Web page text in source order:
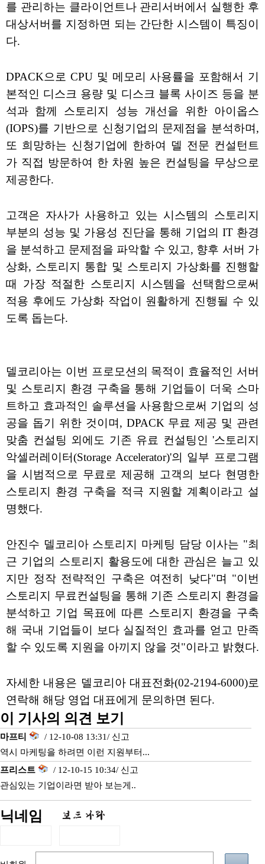
를 관리하는 클라이언트나 관리서버에서 실행한 후
대상서버를 지정하면 되는 간단한 시스템이 특징이
다.
DPACK으로 CPU 및 메모리 사용률을 포함해서 기
본적인 디스크 용량 및 디스크 블록 사이즈 등을 분
석과 함께 스토리지 성능 개선을 위한 아이옵스
(IOPS)를 기반으로 신청기업의 문제점을 분석하며,
또 희망하는 신청기업에 한하여 델 전문 컨설턴트
가 직접 방문하여 한 차원 높은 컨설팅을 무상으로
제공한다.
고객은 자사가 사용하고 있는 시스템의 스토리지
부분의 성능 및 가용성 진단을 통해 기업의 IT 환경
을 분석하고 문제점을 파악할 수 있고, 향후 서버 가
상화, 스토리지 통합 및 스토리지 가상화를 진행할
때 가장 적절한 스토리지 시스템을 선택함으로써
적용 후에도 가상화 작업이 원활하게 진행될 수 있
도록 돕는다.
델코리아는 이번 프로모션의 목적이 효율적인 서버
및 스토리지 환경 구축을 통해 기업들이 더욱 스마
트하고 효과적인 솔루션을 사용함으로써 기업의 성
공을 돕기 위한 것이며, DPACK 무료 제공 및 관련
맞춤 컨설팅 외에도 기존 유료 컨설팅인 '스토리지
악셀러레이터(Storage Accelerator)'의 일부 프로그램
을 시범적으로 무료로 제공해 고객의 보다 현명한
스토리지 환경 구축을 적극 지원할 계획이라고 설
명했다.
안진수 델코리아 스토리지 마케팅 담당 이사는 "최
근 기업의 스토리지 활용도에 대한 관심은 늘고 있
지만 정작 전략적인 구축은 여전히 낮다"며 "이번
스토리지 무료컨설팅을 통해 기존 스토리지 환경을
분석하고 기업 목표에 따른 스토리지 환경을 구축
해 국내 기업들이 보다 실질적인 효과를 얻고 만족
할 수 있도록 지원을 아끼지 않을 것"이라고 밝혔다.
자세한 내용은 델코리아 대표전화(02-2194-6000)로
연락해 해당 영업 대표에게 문의하면 된다.
이 기사의 의견 보기
마프티 / 12-10-08 13:31/ 신고
역시 마케팅을 하려면 이런 지원부터...
프리스트
/ 12-10-15 10:34/ 신고
관심있는 기업이라면 받아 보는게..
닉네임